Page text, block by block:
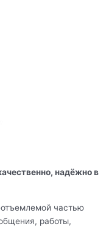
надёжно в
частью
работы,